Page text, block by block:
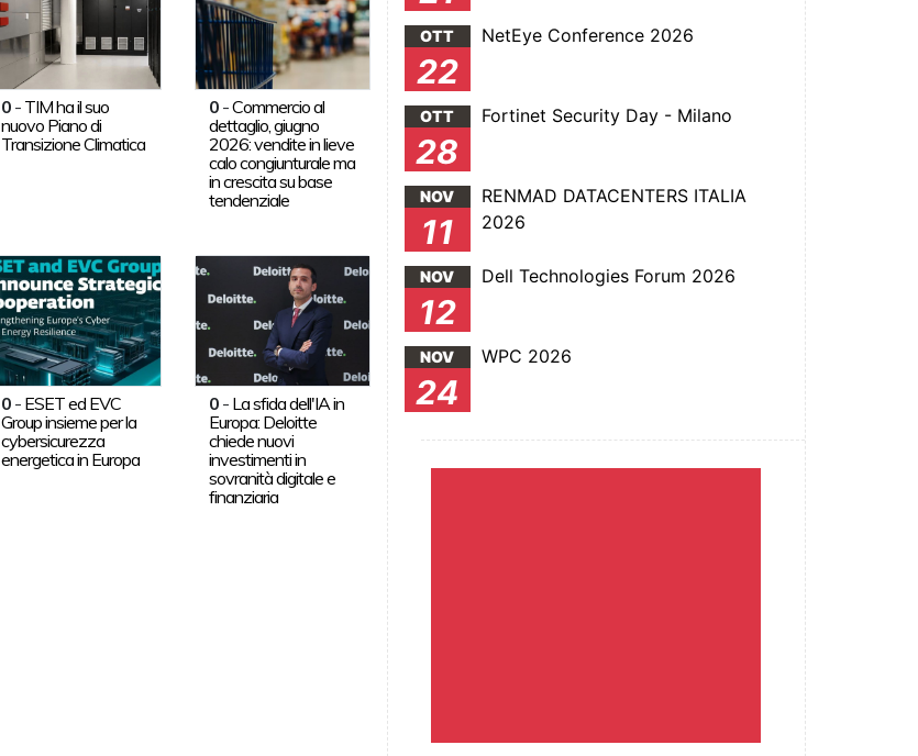
0- TIM ha il suo
nuovo Piano di
Transizione Climatica
0 -Commercio al
dettaglio, giugno
2026: vendite in lieve
calo congiunturale ma
in crescita su base
tendenziale
0- ESET ed EVC
Group insieme per la
cybersicurezza
energetica in Europa
0 - La sfida dell'IA in
Europa: Deloitte
chiede nuovi
investimenti in
sovranità digitale e
finanziaria
OTT
22
NetEye Conference 2026
OTT
28
Fortinet Security Day - Milano
NOV
11
RENMAD DATACENTERS ITALIA
2026
NOV
12
Dell Technologies Forum 2026
NOV
24
WPC 2026